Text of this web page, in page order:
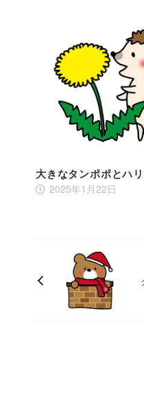
大きなタンポポとハ
2025年1月22日